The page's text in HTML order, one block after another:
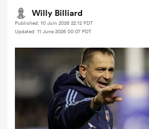
Willy Billiard
Published: 10 Juin 2026 22:12 PDT
Updated: 11 June 2026 00:07 PDT